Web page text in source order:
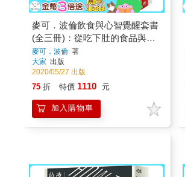
麥可．波倫飲食與心智覺醒套書
(全三冊)：從吃下肚的食品與藥
物，探索人類與萬物互動的解答
麥可．波倫 著
大家 出版
2020/05/27 出版
75 折 特價 1110 元
加入購物車